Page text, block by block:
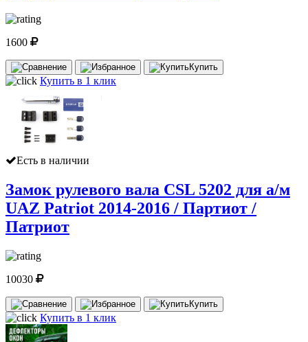
1600
Купить
Купить в 1 клик
Есть в наличии
Замок рулевого вала CSL 5202 для а/м
UAZ Patriot 2014-2016 / Партиот /
Патриот
10030
Купить
Купить в 1 клик